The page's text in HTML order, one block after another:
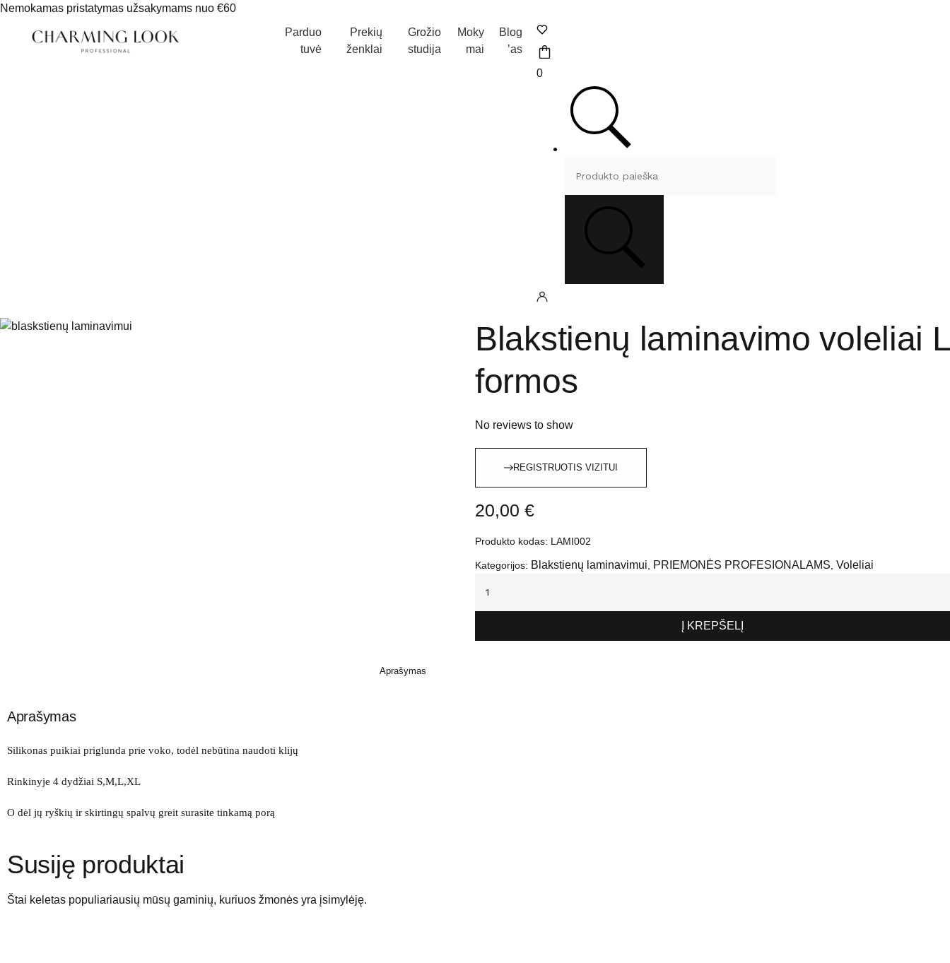
Nemokamas pristatymas užsakymams nuo €60
Parduo
tuvė
Prekių
ženklai
Grožio
studija
Moky
mai
Blog
’as
0
Blakstienų laminavimo voleliai L
formos
No reviews to show
REGISTRUOTIS VIZITUI
20,00 €
Produkto kodas: LAMI002
Kategorijos: Blakstienų laminavimui PRIEMONĖS PROFESIONALAMS Voleliai
Į KREPŠELĮ
Aprašymas
Aprašymas
Silikonas puikiai priglunda prie voko, todėl nebūtina naudoti klijų
Rinkinyje 4 dydžiai S,M,L,XL
O dėl jų ryškių ir skirtingų spalvų greit surasite tinkamą porą
Susiję produktai
Štai keletas populiariausių mūsų gaminių, kuriuos žmonės yra įsimylėję.